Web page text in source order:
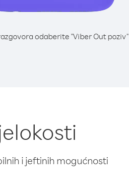
odaberite "Viber Out poziv"
i jeftinih mogućnosti